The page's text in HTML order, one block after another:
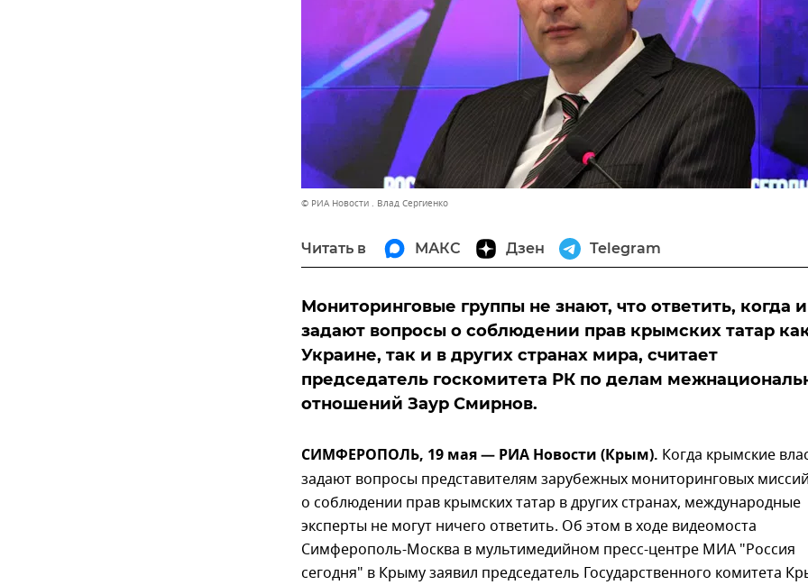
© РИА Новости . Влад Сергиенко
Читать в МАКС Дзен Telegram
Мониторинговые группы не знают, что ответить, когда
задают вопросы о соблюдении прав крымских татар
Украине, так и в других странах мира, считает
председатель госкомитета РК по делам
отношений Заур Смирнов.
СИМФЕРОПОЛЬ, 19 мая — РИА Новости (Крым). Когда крымские
задают вопросы представителям зарубежных мониторинговых миссий
о соблюдении прав крымских татар в других странах, международные
эксперты не могут ничего ответить. Об этом в ходе видеомоста
Симферополь-Москва в мультимедийном пресс-центре МИА "Россия
сегодня" в Крыму заявил председатель Государственного комитета